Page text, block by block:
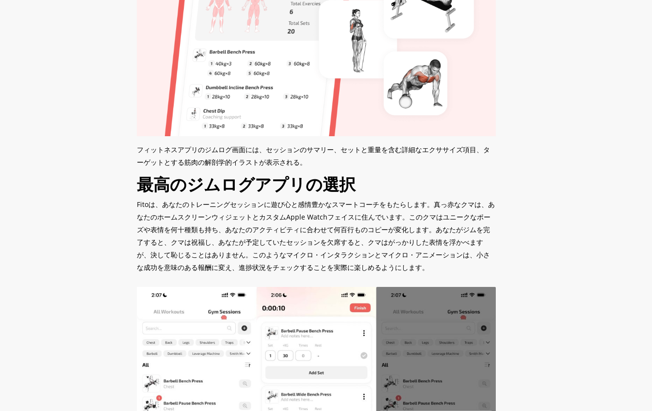
フィットネスアプリのジムログ画面には、セッションのサマリー、セットと重量を含む詳細なエクササイズ項目、タ
ーゲットとする筋肉の解剖学的イラストが表示される。
最高のジムログアプリの選択
Fitoは、あなたのトレーニングセッションに遊び心と感情豊かなスマートコーチをもたらします。真っ赤なクマは、あ
なたのホームスクリーンウィジェットとカスタムApple Watchフェイスに住んでいます。このクマはユニークなポー
ズや表情を何十種類も持ち、あなたのアクティビティに合わせて何百行ものコピーが変化します。あなたがジムを完
了すると、クマは祝福し、あなたが予定していたセッションを欠席すると、クマはがっかりした表情を浮かべます
が、決して恥じることはありません。このようなマイクロ・インタラクションとマイクロ・アニメーションは、小さ
な成功を意味のある報酬に変え、進捗状況をチェックすることを実際に楽しめるようにします。